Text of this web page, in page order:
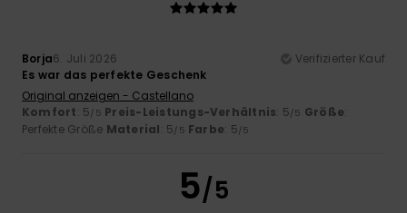
Borja6. Juli 2026
Verifizierter Kauf
Es war das perfekte Geschenk
Original anzeigen - Castellano
Komfort: 5/5 Preis-Leistungs-Verhältnis: 5/5 Größe:
Perfekte Größe Material: 5/5 Farbe: 5/5
5/5